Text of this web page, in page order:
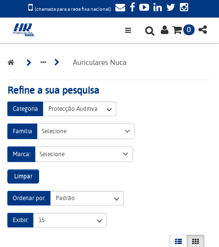
(chamada para a rede fixa nacional)
0
Auriculares Nuca
Refine a sua pesquisa
Categoria
Família Selecione
Marca: Selecione
Limpar
Ordenar por:
Exibir: